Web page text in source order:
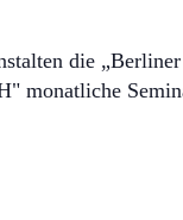
die
monatliche